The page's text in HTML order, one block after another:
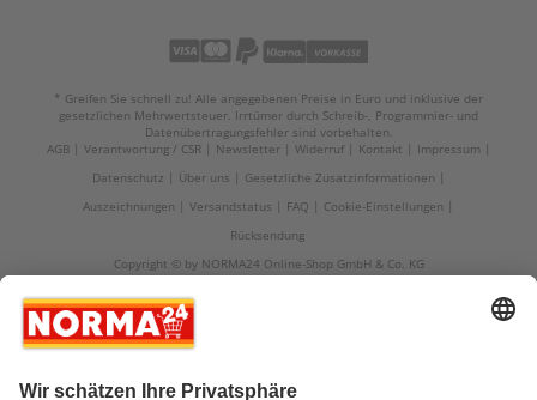
* Greifen Sie schnell zu! Alle angegebenen Preise in Euro und inklusive der
gesetzlichen Mehrwertsteuer. Irrtümer durch Schreib-, Programmier- und
Datenübertragungsfehler sind vorbehalten.
AGB
Verantwortung / CSR Newsletter Widerruf Kontakt
Impressum
Datenschutz
Über uns
Gesetzliche Zusatzinformationen
Auszeichnungen
Versandstatus FAQ
Cookie-Einstellungen
Rücksendung
Copyright © by NORMA24 Online-Shop GmbH & Co. KG